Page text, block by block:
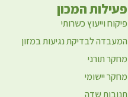
פעילות המכון
פיקוח וייעוץ כשרותי
המעבדה לבדיקת נגיעות במזון
מחקר תורני
מחקר יישומי
תנובות שדה